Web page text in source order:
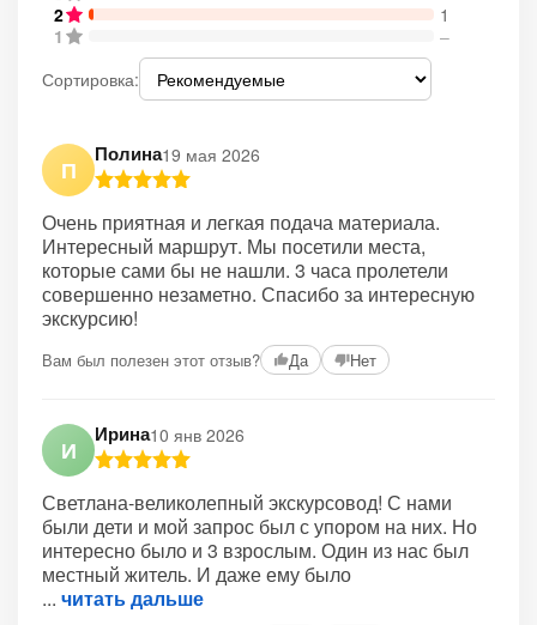
2
1
1
–
Сортировка:
П
Полина19 мая 2026
Очень приятная и легкая подача материала.
Интересный маршрут. Мы посетили места,
которые сами бы не нашли. 3 часа пролетели
совершенно незаметно. Спасибо за интересную
экскурсию!
Вам был полезен этот отзыв? Да Нет
И
Ирина10 янв 2026
Светлана-великолепный экскурсовод! С нами
были дети и мой запрос был с упором на них. Но
интересно было и 3 взрослым. Один из нас был
местный житель. И даже ему было
читать дальше